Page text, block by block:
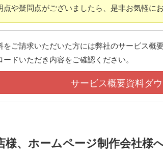
や疑問点がございましたら、是非お気軽に
をご請求いただいた方には弊社のサービス概
ドいただき内容をご確認ください。
サービス概要資料ダ
様、ホームページ制作会社様